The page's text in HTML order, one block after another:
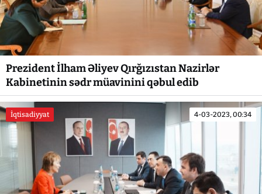
Prezident İlham Əliyev Qırğızıstan Nazirlər
Kabinetinin sədr müavinini qəbul edib
İqtisadiyyat 4-03-2023, 00:34